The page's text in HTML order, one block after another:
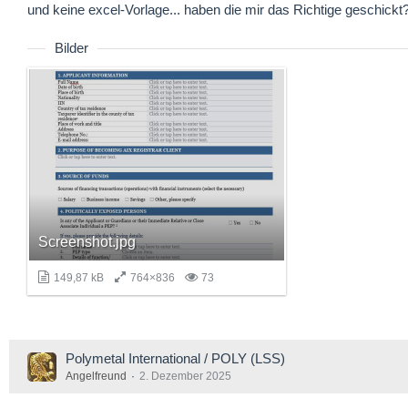
und keine excel-Vorlage... haben die mir das Richtige
Bilder
Screenshot.jpg
149,87 kB 764×836 73
Polymetal International / POLY (LSS)
Angelfreund 2. Dezember 2025